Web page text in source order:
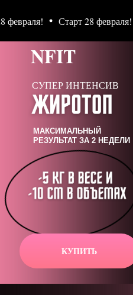
Старт 28 февраля!
NFIT
МАКСИМАЛЬНЫЙ
РЕЗУЛЬТАТ ЗА 2 НЕДЕЛИ
СУПЕР ИНТЕНСИВ
КУПИТЬ